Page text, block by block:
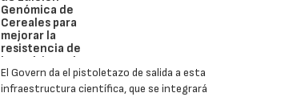
Genómica de
Cereales para
mejorar la
resistencia de
los cultivos al
cambio climático
El Govern da el pistoletazo de salida a esta
infraestructura científica, que se integrará